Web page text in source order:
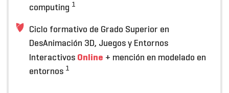
computing 1
Ciclo formativo de Grado Superior en
DesAnimación 3D, Juegos y Entornos
Interactivos Online + mención en modelado en
entornos 1